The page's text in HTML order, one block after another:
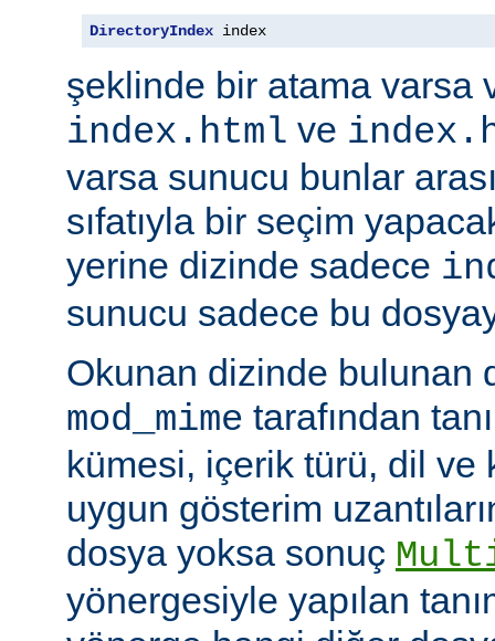
DirectoryIndex index
şeklinde bir atama varsa
index.html ve
varsa sunucu bunlar
sıfatıyla bir seçim
yerine dizinde sadece
sunucu sadece bu
Okunan dizinde bulunan
mod_mime tarafından
kümesi, içerik türü, dil ve
uygun gösterim
dosya yoksa sonuç
yönergesiyle yapılan